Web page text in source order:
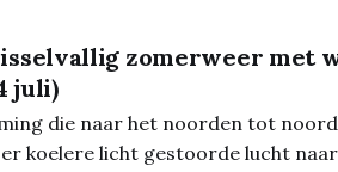
zomerweer met
juli)
die naar het noorden tot
koelere licht gestoorde lucht